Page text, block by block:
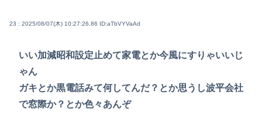
23 : 2025/08/07(木) 10:27:26.86 ID:aTbVYVaAd
いい加減昭和設定止めて家電とか今風にすりゃいいじ
ゃん
ガキとか黒電話みて何してんだ？とか思うし波平会社
で窓際か？とか色々あんぞ